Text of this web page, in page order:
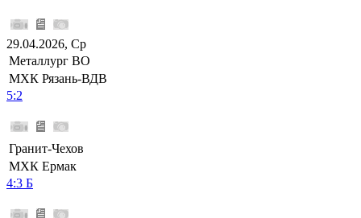
29.04.2026, Ср
Металлург ВО
МХК Рязань-ВДВ
5:2
Гранит-Чехов
МХК Ермак
4:3 Б